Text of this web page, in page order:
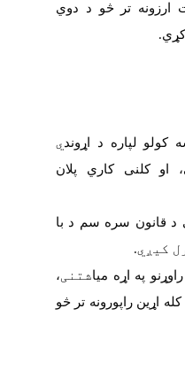
ارزونه تر څو د دوي
کولو لپاره د اړوندي
او کلنی کاري پلان
د قانون سره سم د با
کيږي.
راوړنو په اړه میاشتنی،
اړین راپورونه تر څو